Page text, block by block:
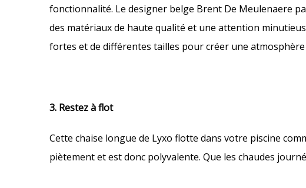
fonctionnalité. Le designer belge Brent De Meulenaere
des matériaux de haute qualité et une attention
fortes et de différentes tailles pour créer une
3. Restez à flot
Cette chaise longue de Lyxo flotte dans votre piscine
piètement et est donc polyvalente. Que les chaudes